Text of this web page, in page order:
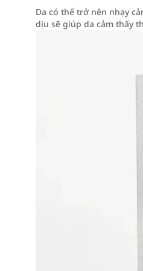
Da có thể trở nên nhạy
dịu sẽ giúp da cảm thấy